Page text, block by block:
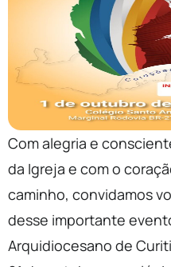
Com alegria e
da Igreja e com o
caminho, convidamos
desse importante
Arquidiocesano de